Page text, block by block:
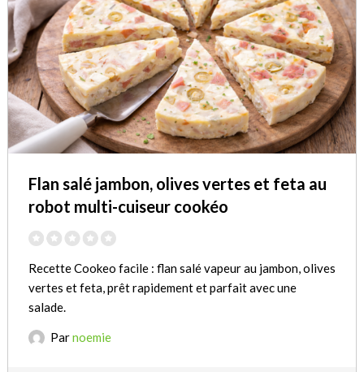
Flan salé jambon, olives vertes et feta au
robot multi-cuiseur cookéo
Recette Cookeo facile : flan salé vapeur au jambon, olives
vertes et feta, prêt rapidement et parfait avec une
salade.
Parnoemie